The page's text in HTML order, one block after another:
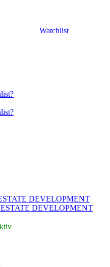
Watchlist
DEVELOPMENT
DEVELOPMENT